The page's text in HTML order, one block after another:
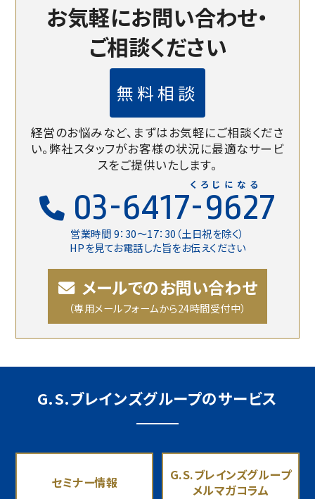
お気軽にお問い合わせ・
ご相談ください
無料相談
経営のお悩みなど、まずはお気軽にご相談くださ
い。弊社スタッフがお客様の状況に最適なサービ
スをご提供いたします。
03-6417-9627
営業時間 9：30〜17：30（土日祝を除く）
HPを見てお電話した旨をお伝えください
くろじになる
メールでのお問い合わせ
（専用メールフォームから24時間受付中）
G.S.ブレインズグループのサービス
セミナー情報
G.S.ブレインズグループ
メルマガコラム